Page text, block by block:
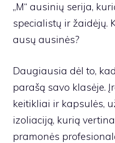
„M“ ausinių serija,
specialistų ir žaidėjų.
ausų ausinės?
Daugiausia dėl to,
parašą savo klasėje.
keitikliai ir kapsulės,
izoliaciją, kurią
pramonės